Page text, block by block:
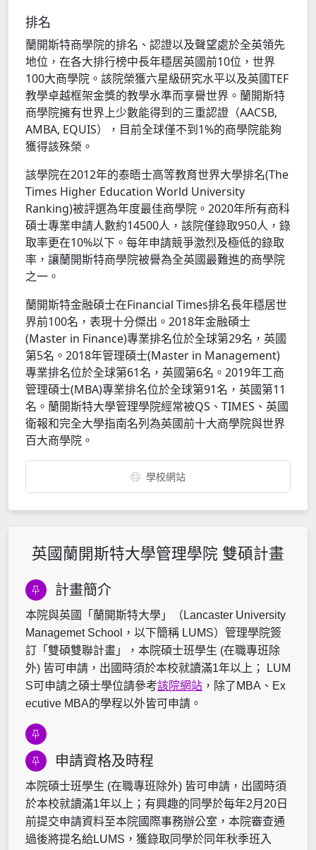
排名
蘭開斯特商學院的排名、認證以及聲望處於全英領先
地位，在各大排行榜中長年穩居英國前10位，世界
100大商學院。該院榮獲六星級研究水平以及英國TEF
教學卓越框架金獎的教學水準而享譽世界。蘭開斯特
商學院擁有世界上少數能得到的三重認證（AACSB,
AMBA, EQUIS），目前全球僅不到1%的商學院能夠
獲得該殊榮。
該學院在2012年的泰晤士高等教育世界大學排名(The
Times Higher Education World University
Ranking)被評選為年度最佳商學院。2020年所有商科
碩士專業申請人數約14500人，該院僅錄取950人，錄
取率更在10%以下。每年申請競爭激烈及極低的錄取
率，讓蘭開斯特商學院被譽為全英國最難進的商學院
之一。
蘭開斯特金融碩士在Financial Times排名長年穩居世
界前100名，表現十分傑出。2018年金融碩士
(Master in Finance)專業排名位於全球第29名，英國
第5名。2018年管理碩士(Master in Management)
專業排名位於全球第61名，英國第6名。2019年工商
管理碩士(MBA)專業排名位於全球第91名，英國第11
名。蘭開斯特大學管理學院經常被QS、TIMES、英國
衛報和完全大學指南名列為英國前十大商學院與世界
百大商學院。
學校網站
英國蘭開斯特大學管理學院 雙碩計畫
計畫簡介
本院與英國「蘭開斯特大學」
（Lancaster University
Managemet School，以下簡稱 LUMS）管理學院簽
訂「雙碩雙聯計畫」，本院碩士班學生 (在職專班除
外) 皆可申請，出國時須於本校就讀滿1年以上； LUM
S可申請之碩士學位請參考該院網站 ，除了MBA、Ex
ecutive MBA的學程以外皆可申請。
申請資格及時程
本院碩士班學生 (在職專班除外) 皆可申請，出國時須
於本校就讀滿1年以上； 有興趣的同學於每年2月20日
前提交申請資料至本院國際事務辦公室，本院審查通
過後將提名給LUMS，獲錄取同學於同年秋季班入